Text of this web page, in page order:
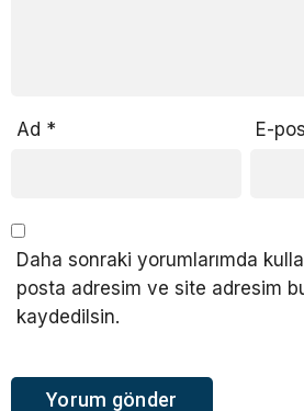
Ad * E-
Daha sonraki yorumlarımda
posta adresim ve site adresim
kaydedilsin.